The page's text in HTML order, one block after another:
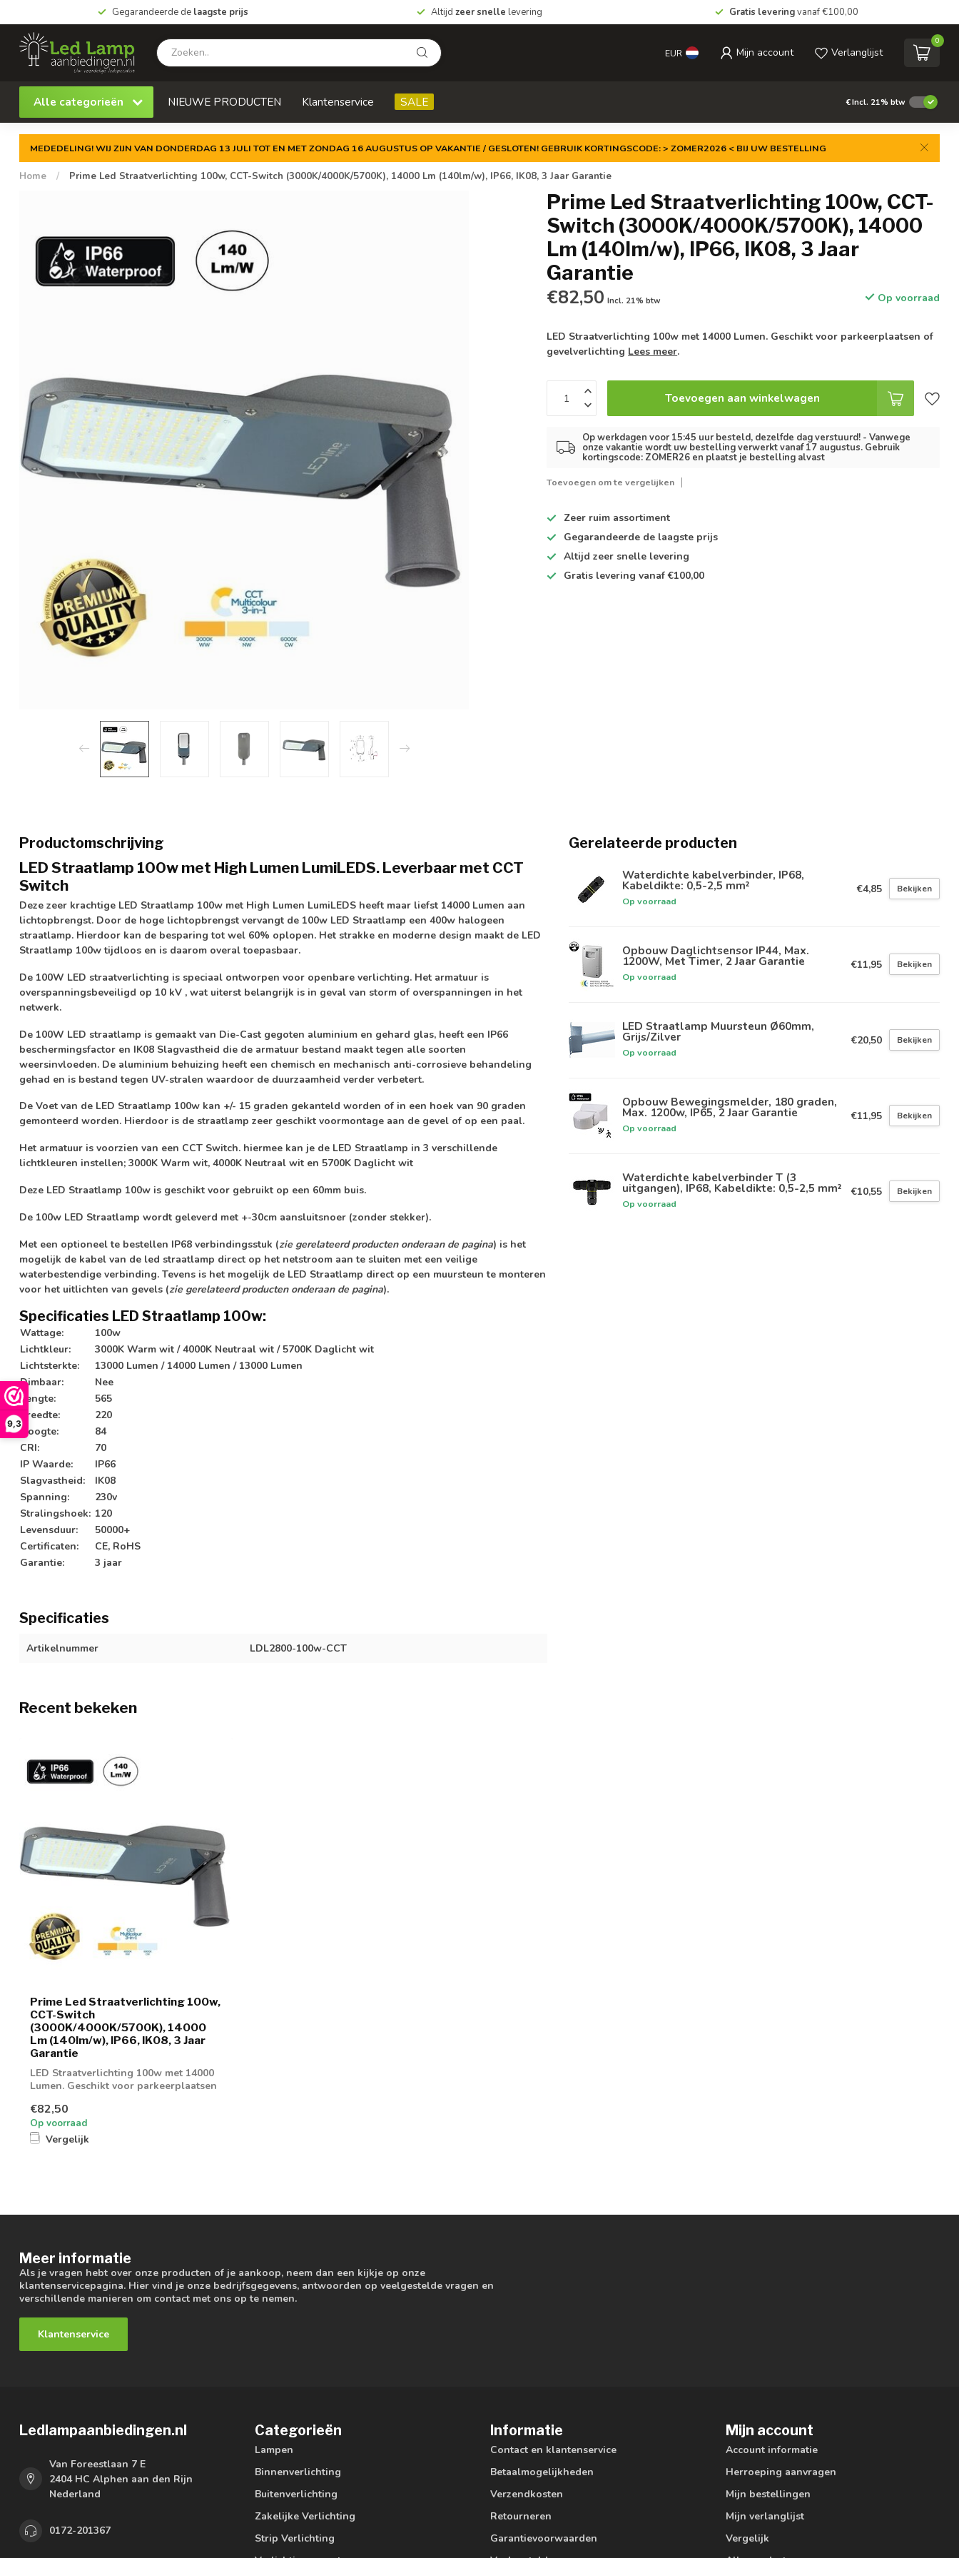
9,3
Gegarandeerde de laagste prijs Altijd zeer snelle levering Gratis leveringvanaf €100,00
EUR Mijn account Verlanglijst
0
Alle categorieën NIEUWE PRODUCTEN Klantenservice SALE €Incl. 21% btw
MEDEDELING! WIJ ZIJN VAN DONDERDAG 13 JULI TOT EN MET ZONDAG 16 AUGUSTUS OP VAKANTIE / GESLOTEN! GEBRUIK KORTINGSCODE: > ZOMER2026 < BIJ UW BESTELLING
Home / Prime Led Straatverlichting 100w, CCT-Switch (3000K/4000K/5700K), 14000 Lm (140lm/w), IP66, IK08, 3 Jaar Garantie
Prime Led Straatverlichting 100w, CCT-
Switch (3000K/4000K/5700K), 14000
Lm (140lm/w), IP66, IK08, 3 Jaar
Garantie
€82,50 Incl. 21% btw Op voorraad
LED Straatverlichting 100w met 14000 Lumen. Geschikt voor parkeerplaatsen of
gevelverlichting Lees meer.
Toevoegen aan winkelwagen
Op werkdagen voor 15:45 uur besteld, dezelfde dag verstuurd! - Vanwege
onze vakantie wordt uw bestelling verwerkt vanaf 17 augustus. Gebruik
kortingscode: ZOMER26 en plaatst je bestelling alvast
Toevoegen om te vergelijken
Zeer ruim assortiment
Gegarandeerde de laagste prijs
Altijdzeer snelle levering
Gratis levering vanaf €100,00
Productomschrijving
LED Straatlamp 100w met High Lumen LumiLEDS. Leverbaar met CCT
Switch
Deze zeer krachtige LED Straatlamp 100w met High Lumen LumiLEDS heeft maar liefst 14000 Lumen aan
lichtopbrengst. Door de hoge lichtopbrengst vervangt de 100w LED Straatlamp een 400w halogeen
straatlamp. Hierdoor kan de besparing tot wel 60% oplopen. Het strakke en moderne design maakt de LED
Straatlamp 100w tijdloos en is daarom overal toepasbaar.
De 100W LED straatverlichting is speciaal ontworpen voor openbare verlichting. Het armatuur is
overspanningsbeveiligd op 10 kV , wat uiterst belangrijk is in geval van storm of overspanningen in het
netwerk.
De 100W LED straatlamp is gemaakt van Die-Cast gegoten aluminium en gehard glas, heeft een IP66
beschermingsfactor en IK08 Slagvastheid die de armatuur bestand maakt tegen alle soorten
weersinvloeden. De aluminium behuizing heeft een chemisch en mechanisch anti-corrosieve behandeling
gehad en is bestand tegen UV-stralen waardoor de duurzaamheid verder verbetert.
De Voet van de LED Straatlamp 100w kan +/- 15 graden gekanteld worden of in een hoek van 90 graden
gemonteerd worden. Hierdoor is de straatlamp zeer geschikt voormontage aan de gevel of op een paal.
Het armatuur is voorzien van een CCT Switch. hiermee kan je de LED Straatlamp in 3 verschillende
lichtkleuren instellen; 3000K Warm wit, 4000K Neutraal wit en 5700K Daglicht wit
Deze LED Straatlamp 100w is geschikt voor gebruikt op een 60mm buis.
De 100w LED Straatlamp wordt geleverd met +-30cm aansluitsnoer (zonder stekker).
Met een optioneel te bestellen IP68 verbindingsstuk (zie gerelateerd producten onderaan de pagina) is het
mogelijk de kabel van de led straatlamp direct op het netstroom aan te sluiten met een veilige
waterbestendige verbinding. Tevens is het mogelijk de LED Straatlamp direct op een muursteun te monteren
voor het uitlichten van gevels (zie gerelateerd producten onderaan de pagina).
Specificaties LED Straatlamp 100w:
Wattage:
100w
Lichtkleur:
3000K Warm wit / 4000K Neutraal wit / 5700K Daglicht wit
Lichtsterkte:
13000 Lumen / 14000 Lumen / 13000 Lumen
Dimbaar:
Nee
Lengte:
565
Breedte:
220
Hoogte:
84
CRI:
70
IP Waarde:
IP66
Slagvastheid:
IK08
Spanning:
230v
Stralingshoek: 120
Levensduur:
50000+
Certificaten:
CE, RoHS
Garantie:
3 jaar
Specificaties
Artikelnummer LDL2800-100w-CCT
Gerelateerde producten
Waterdichte kabelverbinder, IP68,
Kabeldikte: 0,5-2,5 mm²
Op voorraad
€4,85 Bekijken
Opbouw Daglichtsensor IP44, Max.
1200W, Met Timer, 2 Jaar Garantie
Op voorraad
€11,95 Bekijken
LED Straatlamp Muursteun Ø60mm,
Grijs/Zilver
Op voorraad
€20,50 Bekijken
Opbouw Bewegingsmelder, 180 graden,
Max. 1200w, IP65, 2 Jaar Garantie
Op voorraad
€11,95 Bekijken
Waterdichte kabelverbinder T (3
uitgangen), IP68, Kabeldikte: 0,5-2,5 mm²
Op voorraad
€10,55 Bekijken
Recent bekeken
Prime Led Straatverlichting 100w,
CCT-Switch
(3000K/4000K/5700K), 14000
Lm (140lm/w), IP66, IK08, 3 Jaar
Garantie
LED Straatverlichting 100w met 14000
Lumen. Geschikt voor parkeerplaatsen
€82,50
Op voorraad
Vergelijk
Meer informatie
Als je vragen hebt over onze producten of je aankoop, neem dan een kijkje op onze
klantenservicepagina. Hier vind je onze bedrijfsgegevens, antwoorden op veelgestelde vragen en
verschillende manieren om contact met ons op te nemen.
Klantenservice
Ledlampaanbiedingen.nl
Van Foreestlaan 7 E
2404 HC Alphen aan den Rijn
Nederland
0172-201367
Categorieën
Lampen
Binnenverlichting
Buitenverlichting
Zakelijke Verlichting
Strip Verlichting
Informatie
Contact en klantenservice
Betaalmogelijkheden
Verzendkosten
Retourneren
Garantievoorwaarden
Mijn account
Account informatie
Herroeping aanvragen
Mijn bestellingen
Mijn verlanglijst
Vergelijk